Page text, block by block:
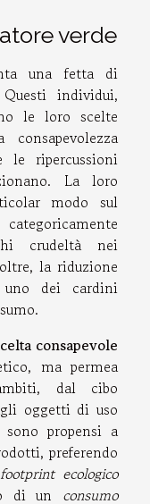
verde
una fetta di
individui,
le loro scelte
le ripercussioni
La loro
modo sul
crudeltà nei
la riduzione
dei cardini
consapevole
ma permea
dal cibo
oggetti di uso
propensi a
preferendo
footprint ecologico
di un consumo